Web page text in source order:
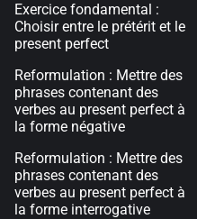
Exercice fondamental :
Choisir entre le prétérit et le
present perfect
Reformulation : Mettre des
phrases contenant des
verbes au present perfect à
la forme négative
Reformulation : Mettre des
phrases contenant des
verbes au present perfect à
la forme interrogative